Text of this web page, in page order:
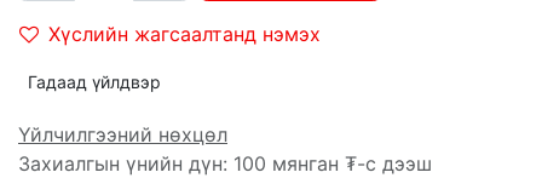
Хүслийн жагсаалтанд нэмэх
Гадаад үйлдвэр
Үйлчилгээний нөхцөл
Захиалгын үнийн дүн: 100 мянган ₮-с дээш